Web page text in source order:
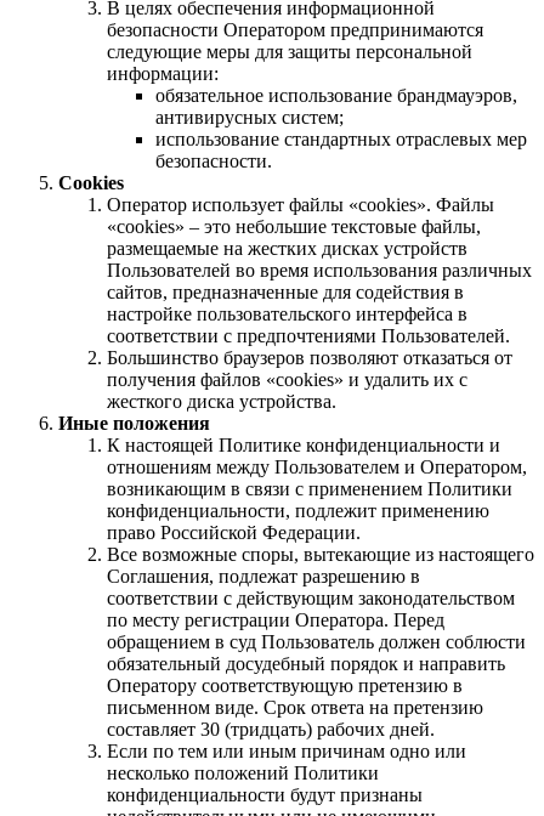
В целях обеспечения информационной
безопасности Оператором предпринимаются
следующие меры для защиты персональной
информации:
обязательное использование брандмауэров,
антивирусных систем;
использование стандартных отраслевых мер
безопасности.
Cookies
Оператор использует файлы «cookies». Файлы
«cookies» – это небольшие текстовые файлы,
размещаемые на жестких дисках устройств
Пользователей во время использования различных
сайтов, предназначенные для содействия в
настройке пользовательского интерфейса в
соответствии с предпочтениями Пользователей.
Большинство браузеров позволяют отказаться от
получения файлов «cookies» и удалить их с
жесткого диска устройства.
Иные положения
К настоящей Политике конфиденциальности и
отношениям между Пользователем и Оператором,
возникающим в связи с применением Политики
конфиденциальности, подлежит применению
право Российской Федерации.
Все возможные споры, вытекающие из настоящего
Соглашения, подлежат разрешению в
соответствии с действующим законодательством
по месту регистрации Оператора. Перед
обращением в суд Пользователь должен соблюсти
обязательный досудебный порядок и направить
Оператору соответствующую претензию в
письменном виде. Срок ответа на претензию
составляет 30 (тридцать) рабочих дней.
Если по тем или иным причинам одно или
несколько положений Политики
конфиденциальности будут признаны